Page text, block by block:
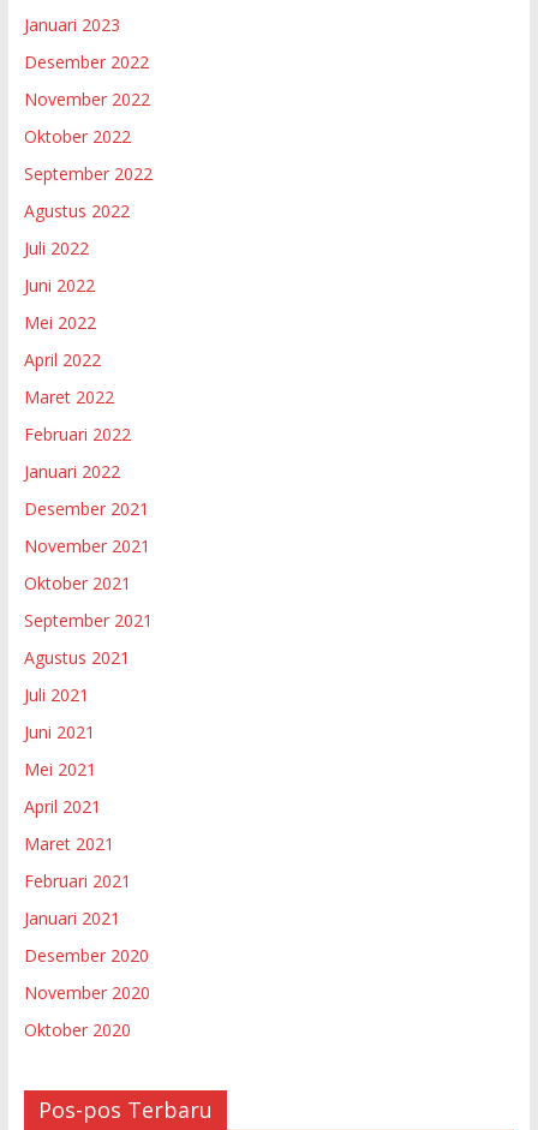
Januari 2023
Desember 2022
November 2022
Oktober 2022
September 2022
Agustus 2022
Juli 2022
Juni 2022
Mei 2022
April 2022
Maret 2022
Februari 2022
Januari 2022
Desember 2021
November 2021
Oktober 2021
September 2021
Agustus 2021
Juli 2021
Juni 2021
Mei 2021
April 2021
Maret 2021
Februari 2021
Januari 2021
Desember 2020
November 2020
Oktober 2020
Pos-pos Terbaru